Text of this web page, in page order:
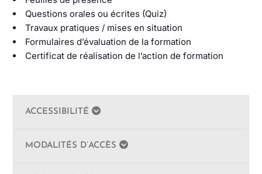
Questions orales ou écrites (Quiz)
Travaux pratiques / mises en situation
Formulaires d’évaluation de la formation
Certificat de réalisation de l’action de formation
ACCESSIBILITÉ
MODALITÉS D’ACCÈS